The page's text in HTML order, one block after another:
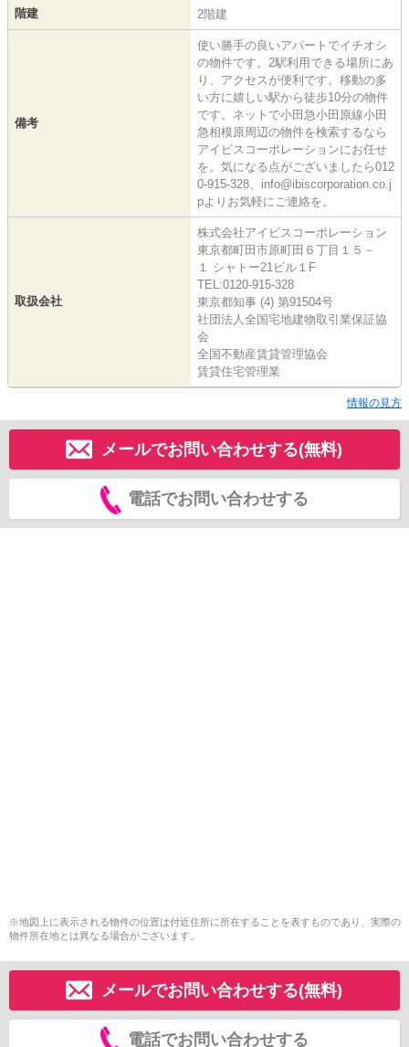
階建 2階建
備考
使い勝手の良いアパートでイチオシ
の物件です。2駅利用できる場所にあ
り、アクセスが便利です。移動の多
い方に嬉しい駅から徒歩10分の物件
です。ネットで小田急小田原線小田
急相模原周辺の物件を検索するなら
アイビスコーポレーションにお任せ
を。気になる点がございましたら012
0-915-328、info@ibiscorporation.co.j
pよりお気軽にご連絡を。
取扱会社
株式会社アイビスコーポレーション
東京都町田市原町田６丁目１５－
１ シャトー21ビル１F
TEL:0120-915-328
東京都知事 (4) 第91504号
社団法人全国宅地建物取引業保証協
会
全国不動産賃貸管理協会
賃貸住宅管理業
情報の見方
メールでお問い合わせする(無料)
電話でお問い合わせする
※地図上に表示される物件の位置は付近住所に所在することを表すものであり、実際の
物件所在地とは異なる場合がございます。
メールでお問い合わせする(無料)
電話でお問い合わせする